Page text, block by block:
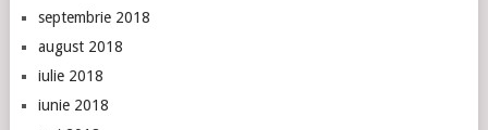
septembrie 2018
august 2018
iulie 2018
iunie 2018